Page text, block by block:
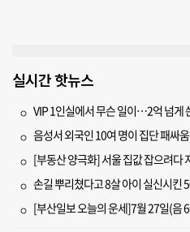
실시간 핫뉴스
VIP 1인실에서 무슨 일이…2억 넘게
음성서 외국인 10여 명이 집단 패싸
[부동산 양극화] 서울 집값 잡으려
손길 뿌리쳤다고 8살 아이 실신시킨
[부산일보 오늘의 운세]7월 27일(음